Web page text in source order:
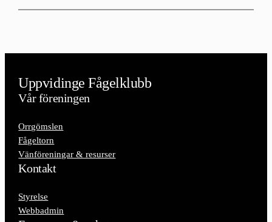
Uppvidinge Fågelklubb
Vår föreningen
Orrgömslen
Fågeltorn
Vänföreningar & resurser
Kontakt
Styrelse
Webbadmin